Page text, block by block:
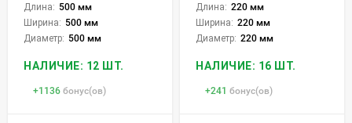
Длина: 500 мм
Ширина: 500 мм
Диаметр: 500 мм
НАЛИЧИЕ: 12 ШТ.
+1136 бонус(ов)
Длина: 220 мм
Ширина: 220 мм
Диаметр: 220 мм
НАЛИЧИЕ: 16 ШТ.
+241 бонус(ов)